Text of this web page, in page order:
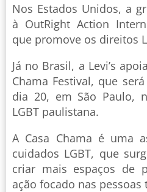
Nos Estados Unidos, a
à OutRight Action
que promove os direitos
Já no Brasil, a Levi’s
Chama Festival, que
dia 20, em São Paulo,
LGBT paulistana.
A Casa Chama é uma
cuidados LGBT, que
criar mais espaços de
ação focado nas